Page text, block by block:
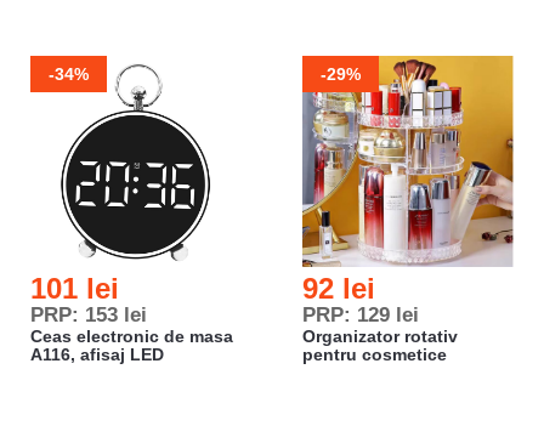
-34%
101 lei
PRP: 153 lei
Ceas electronic de masa
A116, afisaj LED
-29%
92 lei
PRP: 129 lei
Organizator rotativ
pentru cosmetice